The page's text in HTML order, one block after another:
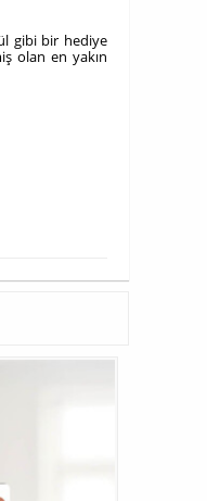
gibi bir hediye
olan en yakın